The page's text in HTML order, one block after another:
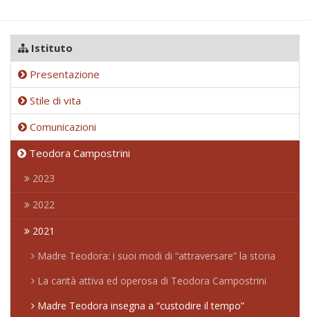
Istituto
Presentazione
Stile di vita
Comunicazioni
Teodora Campostrini
2023
2022
2021
Madre Teodora: i suoi modi di “attraversare” la storia
La carità attiva ed operosa di Teodora Campostrini
Madre Teodora insegna a “custodire il tempo”